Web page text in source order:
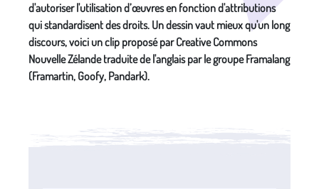
d'autoriser l'utilisation d’œuvres en fonction d'attributions
qui standardisent des droits. Un dessin vaut mieux qu'un long
discours, voici un clip proposé par Creative Commons
Nouvelle Zélande traduite de l'anglais par le groupe Framalang
(Framartin, Goofy, Pandark).